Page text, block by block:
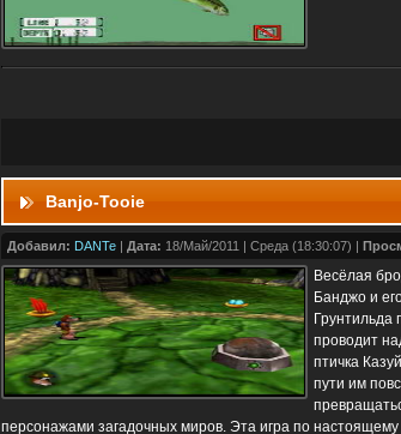
Banjo-Tooie
Добавил: DANTe | Дата: 18/Май/2011 | Среда (18:30:07) |
Весёлая
Банджо и
проводит
птичка
пути им
персонажами загадочных миров. Эта игра по